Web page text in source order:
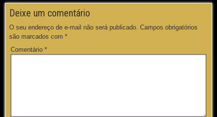
Deixe um comentário
O seu endereço de e-mail não será publicado. Campos obrigatórios
são marcados com *
Comentário *